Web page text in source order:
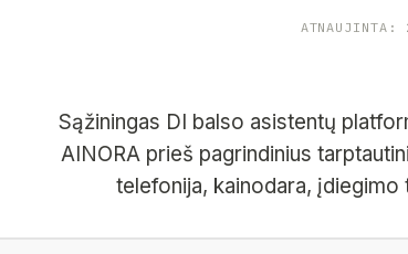
Sąžiningas DI balso asistentų
AINORA prieš pagrindinius
telefonija, kainodara, įdiegimo